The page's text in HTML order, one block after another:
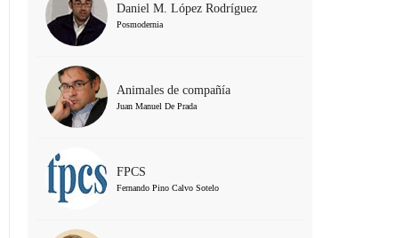
Daniel M. López Rodríguez
Posmodernia
Animales de compañía
Juan Manuel De Prada
FPCS
Fernando Pino Calvo Sotelo